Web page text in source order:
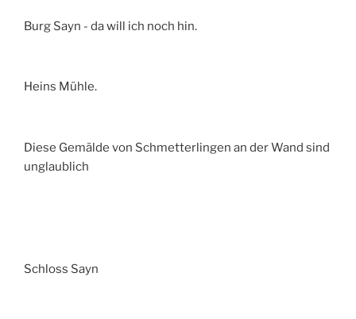
Burg Sayn - da will ich noch hin.
Heins Mühle.
Diese Gemälde von Schmetterlingen an der Wand sind
unglaublich
Schloss Sayn